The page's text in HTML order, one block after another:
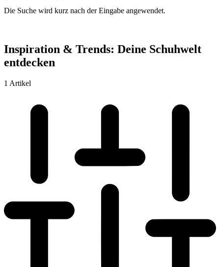
Die Suche wird kurz nach der Eingabe angewendet.
Inspiration & Trends: Deine Schuhwelt
entdecken
1 Artikel